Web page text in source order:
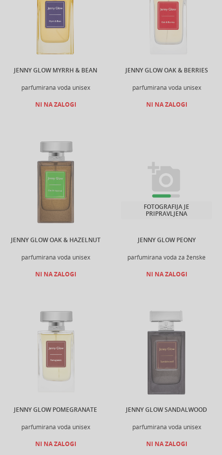
JENNY GLOW MYRRH & BEAN
parfumirana voda unisex
NI NA ZALOGI
JENNY GLOW OAK & BERRIES
parfumirana voda unisex
NI NA ZALOGI
JENNY GLOW OAK & HAZELNUT
parfumirana voda unisex
NI NA ZALOGI
JENNY GLOW PEONY
parfumirana voda za ženske
FOTOGRAFIJA JE
PRIPRAVLJENA
NI NA ZALOGI
JENNY GLOW POMEGRANATE
parfumirana voda unisex
NI NA ZALOGI
JENNY GLOW SANDALWOOD
parfumirana voda unisex
NI NA ZALOGI